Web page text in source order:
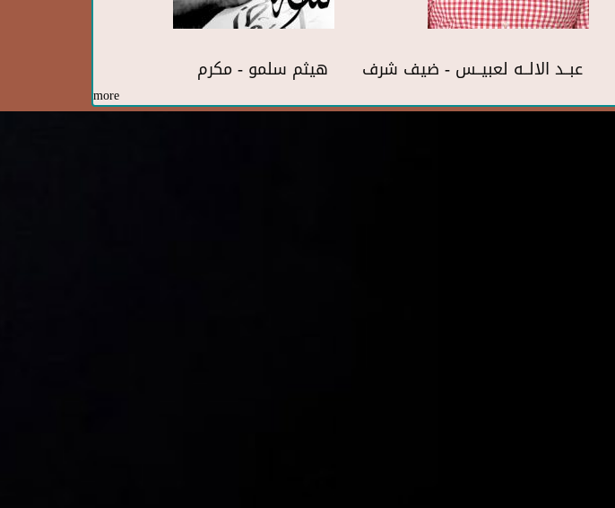
هيثم سلمو - مكرم عبــد الالــه لعبيــس - ضيف شرف
more